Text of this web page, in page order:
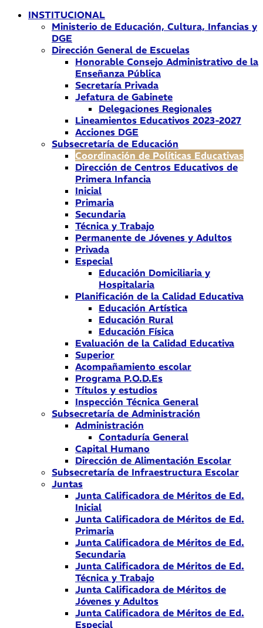
INSTITUCIONAL
Ministerio de Educación, Cultura, Infancias y
DGE
Dirección General de Escuelas
Honorable Consejo Administrativo de la
Enseñanza Pública
Secretaría Privada
Jefatura de Gabinete
Delegaciones Regionales
Lineamientos Educativos 2023-2027
Acciones DGE
Subsecretaría de Educación
Coordinación de Políticas Educativas
Dirección de Centros Educativos de
Primera Infancia
Inicial
Primaria
Secundaria
Técnica y Trabajo
Permanente de Jóvenes y Adultos
Privada
Especial
Educación Domiciliaria y
Hospitalaria
Planificación de la Calidad Educativa
Educación Artística
Educación Rural
Educación Física
Evaluación de la Calidad Educativa
Superior
Acompañamiento escolar
Programa P.O.D.Es
Títulos y estudios
Inspección Técnica General
Subsecretaría de Administración
Administración
Contaduría General
Capital Humano
Dirección de Alimentación Escolar
Subsecretaría de Infraestructura Escolar
Juntas
Junta Calificadora de Méritos de Ed.
Inicial
Junta Calificadora de Méritos de Ed.
Primaria
Junta Calificadora de Méritos de Ed.
Secundaria
Junta Calificadora de Méritos de Ed.
Técnica y Trabajo
Junta Calificadora de Méritos de
Jóvenes y Adultos
Junta Calificadora de Méritos de Ed.
Especial